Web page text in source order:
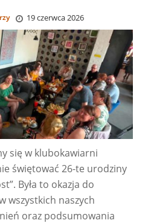
19 czerwca 2026
się w klubokawiarni
świętować 26-te urodziny
Była to okazja do
wszystkich naszych
oraz podsumowania